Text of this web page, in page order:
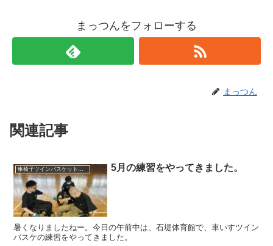
まっつんをフォローする
まっつん
関連記事
車椅子ツインバスケット練習 5月の練習をやってきました。
暑くなりましたねー。今日の午前中は、石堤体育館で、車いすツイン
バスケの練習をやってきました。